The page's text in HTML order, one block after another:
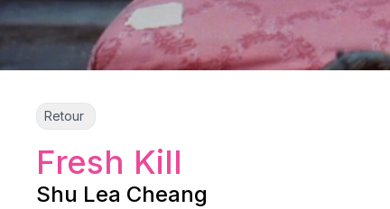
Retour
Fresh Kill
Shu Lea Cheang